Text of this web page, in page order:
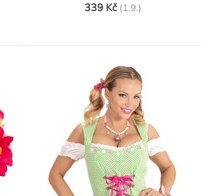
339 Kč (1.9.)